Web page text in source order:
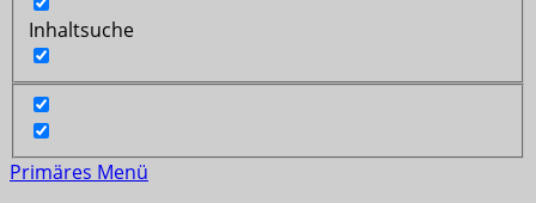
Inhaltsuche
Primäres Menü